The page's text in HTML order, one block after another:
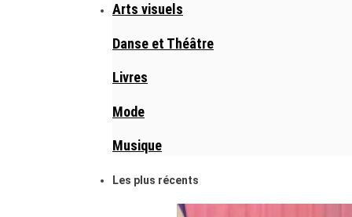
Arts visuels
Danse et Théâtre
Livres
Mode
Musique
Les plus récents